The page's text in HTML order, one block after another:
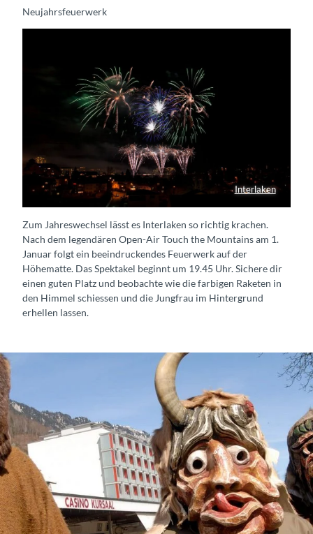
Neujahrsfeuerwerk
Interlaken
1. Januar Feuerwerk in Interlaken
Zum Jahreswechsel lässt es Interlaken so richtig krachen.
Nach dem legendären Open-Air Touch the Mountains am 1.
Januar folgt ein beeindruckendes Feuerwerk auf der
Höhematte. Das Spektakel beginnt um 19.45 Uhr. Sichere dir
einen guten Platz und beobachte wie die farbigen Raketen in
den Himmel schiessen und die Jungfrau im Hintergrund
erhellen lassen.